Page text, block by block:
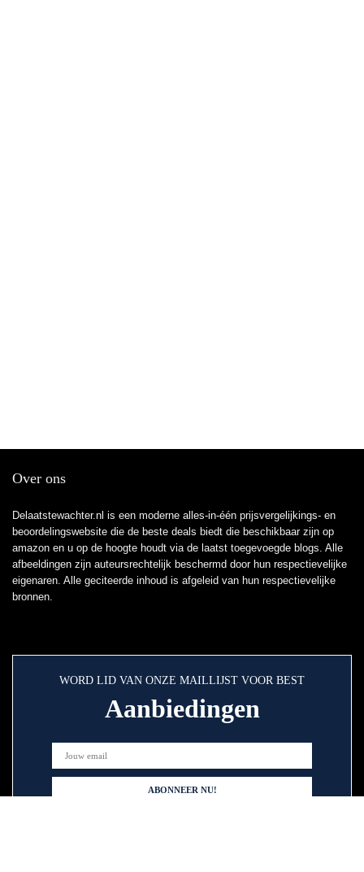
Over ons
Delaatstewachter.nl is een moderne alles-in-één prijsvergelijkings- en
beoordelingswebsite die de beste deals biedt die beschikbaar zijn op
amazon en u op de hoogte houdt via de laatst toegevoegde blogs. Alle
afbeeldingen zijn auteursrechtelijk beschermd door hun respectievelijke
eigenaren. Alle geciteerde inhoud is afgeleid van hun respectievelijke
bronnen.
WORD LID VAN ONZE MAILLIJST VOOR BEST
Aanbiedingen